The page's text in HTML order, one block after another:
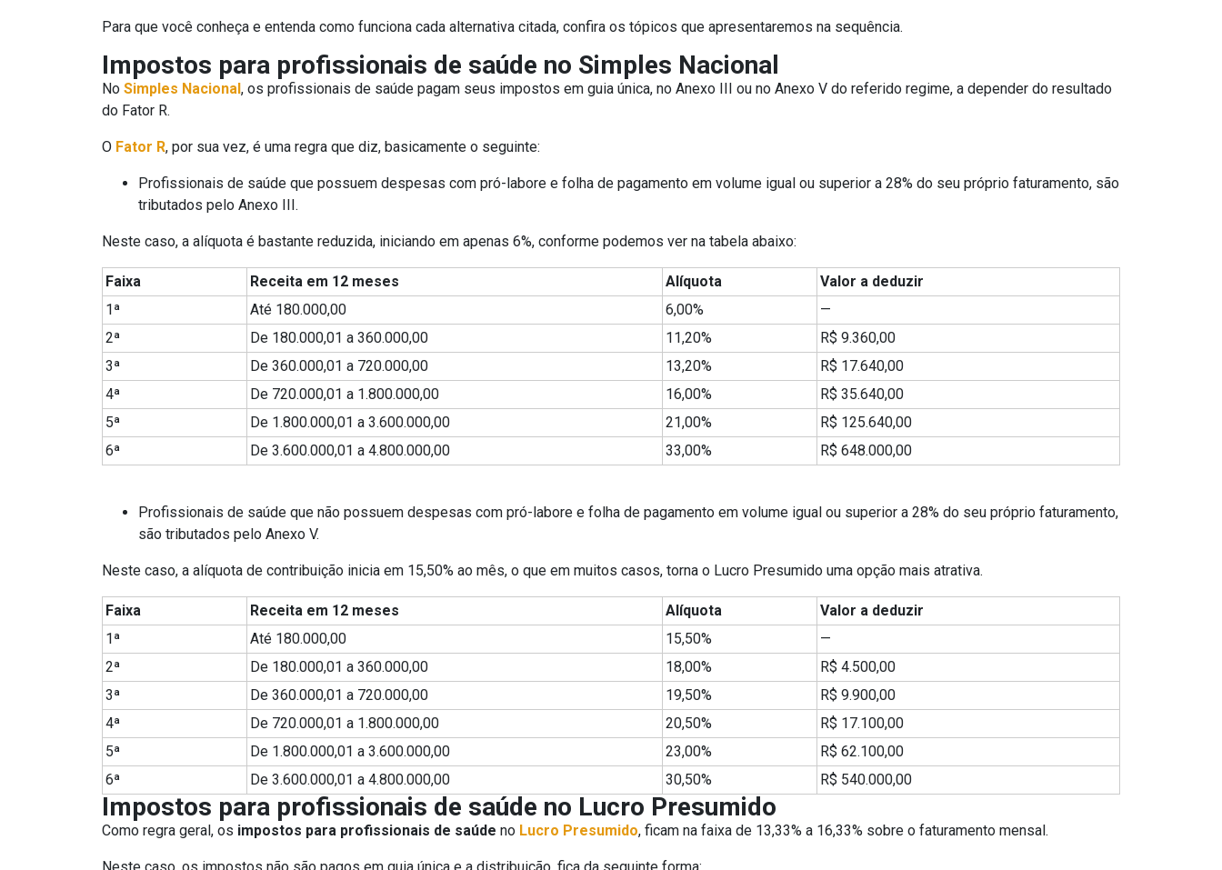
Para que você conheça e entenda como funciona cada alternativa citada, confira os tópicos que apresentaremos na sequência.
Impostos para profissionais de saúde no Simples Nacional
No Simples Nacional, os profissionais de saúde pagam seus impostos em guia única, no Anexo III ou no Anexo V do referido regime, a depender do resultado
do Fator R.
O Fator R, por sua vez, é uma regra que diz, basicamente o seguinte:
Profissionais de saúde que possuem despesas com pró-labore e folha de pagamento em volume igual ou superior a 28% do seu próprio faturamento, são
tributados pelo Anexo III.
Neste caso, a alíquota é bastante reduzida, iniciando em apenas 6%, conforme podemos ver na tabela abaixo:
Faixa Receita em 12 meses Alíquota
Valor a deduzir
1ª
Até 180.000,00 6,00%
—
2ª
De 180.000,01 a 360.000,00 11,20%
R$ 9.360,00
3ª
De 360.000,01 a 720.000,00 13,20%
R$ 17.640,00
4ª
De 720.000,01 a 1.800.000,00 16,00%
R$ 35.640,00
5ª
De 1.800.000,01 a 3.600.000,00 21,00%
R$ 125.640,00
6ª
De 3.600.000,01 a 4.800.000,00 33,00% R$ 648.000,00
Profissionais de saúde que não possuem despesas com pró-labore e folha de pagamento em volume igual ou superior a 28% do seu próprio faturamento,
são tributados pelo Anexo V.
Neste caso, a alíquota de contribuição inicia em 15,50% ao mês, o que em muitos casos, torna o Lucro Presumido uma opção mais atrativa.
Faixa Receita em 12 meses Alíquota
Valor a deduzir
1ª
Até 180.000,00 15,50%
—
2ª
De 180.000,01 a 360.000,00 18,00%
R$ 4.500,00
3ª
De 360.000,01 a 720.000,00 19,50%
R$ 9.900,00
4ª
De 720.000,01 a 1.800.000,00 20,50%
R$ 17.100,00
5ª
De 1.800.000,01 a 3.600.000,00 23,00%
R$ 62.100,00
6ª
De 3.600.000,01 a 4.800.000,00 30,50% R$ 540.000,00
Impostos para profissionais de saúde no Lucro Presumido
Como regra geral, os impostos para profissionais de saúde no Lucro Presumido, ficam na faixa de 13,33% a 16,33% sobre o faturamento mensal.